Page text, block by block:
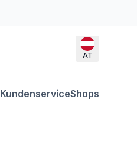
AT
KundenserviceShops